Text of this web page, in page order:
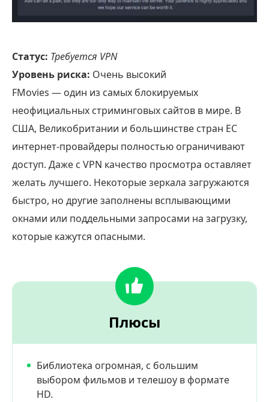
Статус: Требуется VPN
Уровень риска: Очень высокий
FMovies — один из самых блокируемых
неофициальных стриминговых сайтов в мире. В
США, Великобритании и большинстве стран ЕС
интернет-провайдеры полностью ограничивают
доступ. Даже с VPN качество просмотра оставляет
желать лучшего. Некоторые зеркала загружаются
быстро, но другие заполнены всплывающими
окнами или поддельными запросами на загрузку,
которые кажутся опасными.
Плюсы
Библиотека огромная, с большим
выбором фильмов и телешоу в формате
HD.